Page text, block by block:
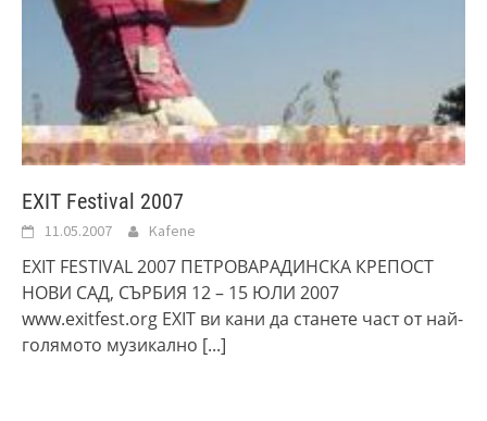
EXIT Festival 2007
11.05.2007 Kafene
EXIT FESTIVAL 2007 ПЕТРОВАРАДИНСКА КРЕПОСТ
НОВИ САД, СЪРБИЯ 12 – 15 ЮЛИ 2007
www.exitfest.org EXIT ви кани да станете част от най-
голямото музикално [...]